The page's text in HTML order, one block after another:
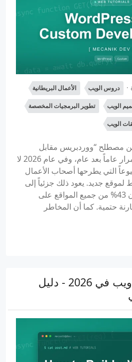
دروس الويب الأعمال البريطانية
الويب تطوير البرمجيات المخصصة
الويب
عن مصطلح “ووردبريس مقابل
الموقع المخصص” باستمرار عاماً بعد عام، وفي عام 2026 لا
التي يطرحها أصحاب الأعمال
لموقع جديد. يعود ذلك جزئياً إلى
أن ووردبريس يشغّل الآن 43% من جميع المواقع على
حتمية. كما أن المخاطر
كيفية بناء تطبيق ويب في 2026 - دليل